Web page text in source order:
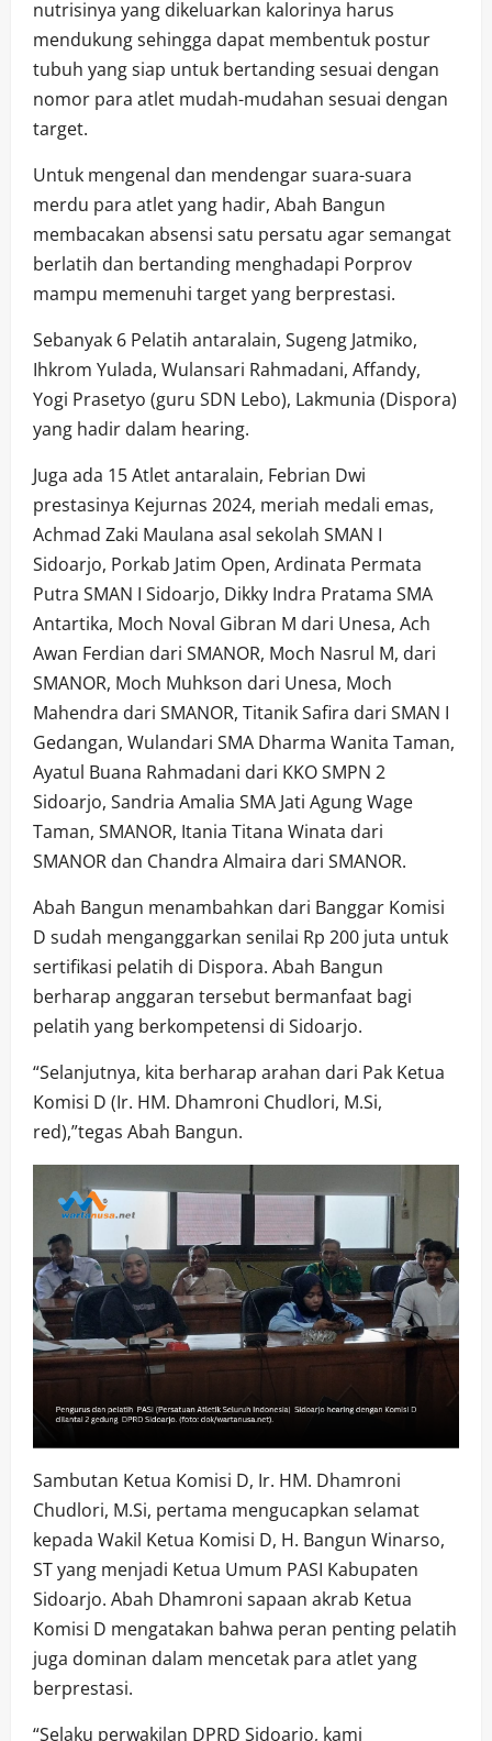
nutrisinya yang dikeluarkan kalorinya harus
mendukung sehingga dapat membentuk postur
tubuh yang siap untuk bertanding sesuai dengan
nomor para atlet mudah-mudahan sesuai dengan
target.
Untuk mengenal dan mendengar suara-suara
merdu para atlet yang hadir, Abah Bangun
membacakan absensi satu persatu agar semangat
berlatih dan bertanding menghadapi Porprov
mampu memenuhi target yang berprestasi.
Sebanyak 6 Pelatih antaralain, Sugeng Jatmiko,
Ihkrom Yulada, Wulansari Rahmadani, Affandy,
Yogi Prasetyo (guru SDN Lebo), Lakmunia (Dispora)
yang hadir dalam hearing.
Juga ada 15 Atlet antaralain, Febrian Dwi
prestasinya Kejurnas 2024, meriah medali emas,
Achmad Zaki Maulana asal sekolah SMAN I
Sidoarjo, Porkab Jatim Open, Ardinata Permata
Putra SMAN I Sidoarjo, Dikky Indra Pratama SMA
Antartika, Moch Noval Gibran M dari Unesa, Ach
Awan Ferdian dari SMANOR, Moch Nasrul M, dari
SMANOR, Moch Muhkson dari Unesa, Moch
Mahendra dari SMANOR, Titanik Safira dari SMAN I
Gedangan, Wulandari SMA Dharma Wanita Taman,
Ayatul Buana Rahmadani dari KKO SMPN 2
Sidoarjo, Sandria Amalia SMA Jati Agung Wage
Taman, SMANOR, Itania Titana Winata dari
SMANOR dan Chandra Almaira dari SMANOR.
Abah Bangun menambahkan dari Banggar Komisi
D sudah menganggarkan senilai Rp 200 juta untuk
sertifikasi pelatih di Dispora. Abah Bangun
berharap anggaran tersebut bermanfaat bagi
pelatih yang berkompetensi di Sidoarjo.
“Selanjutnya, kita berharap arahan dari Pak Ketua
Komisi D (Ir. HM. Dhamroni Chudlori, M.Si,
red),”tegas Abah Bangun.
Sambutan Ketua Komisi D, Ir. HM. Dhamroni
Chudlori, M.Si, pertama mengucapkan selamat
kepada Wakil Ketua Komisi D, H. Bangun Winarso,
ST yang menjadi Ketua Umum PASI Kabupaten
Sidoarjo. Abah Dhamroni sapaan akrab Ketua
Komisi D mengatakan bahwa peran penting pelatih
juga dominan dalam mencetak para atlet yang
berprestasi.
“Selaku perwakilan DPRD Sidoarjo, kami